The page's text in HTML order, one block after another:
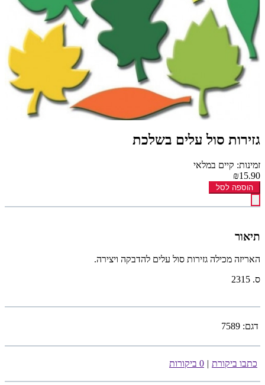
גזירות סול עלים בשלכת
זמינות: קיים במלאי
₪15.90
הוספה לסל
תיאור
האריזה מכילה גזירות סול עלים להדבקה ויצירה.
ס. 2315
דגם: 7589
כתבו ביקורת | 0 ביקורות